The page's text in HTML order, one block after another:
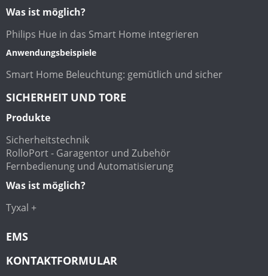
Was ist möglich?
Philips Hue in das Smart Home integrieren
Anwendungsbeispiele
Smart Home Beleuchtung: gemütlich und sicher
SICHERHEIT UND TORE
Produkte
Sicherheitstechnik
RolloPort - Garagentor und Zubehör
Fernbedienung und Automatisierung
Was ist möglich?
Tyxal +
EMS
KONTAKTFORMULAR